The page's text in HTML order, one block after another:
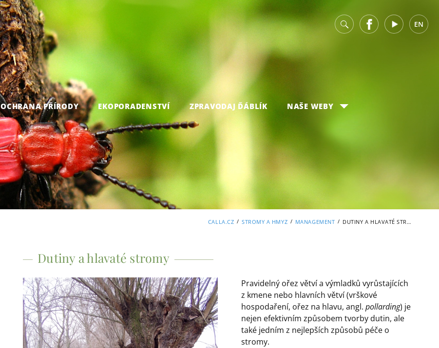
v FacebookYoutube EN
OCHRANA PŘÍRODY EKOPORADENSTVÍ ZPRAVODAJ ĎÁBLÍK NAŠE WEBY
CALLA.CZ / STROMY A HMYZ / MANAGEMENT / DUTINY A HLAVATÉ STROMY
Dutiny a hlavaté stromy
Pravidelný ořez větví a výmladků vyrůstajících
z kmene nebo hlavních větví (vrškové
hospodaření, ořez na hlavu, angl. pollarding) je
nejen efektivním způsobem tvorby dutin, ale
také jedním z nejlepších způsobů péče o
stromy.